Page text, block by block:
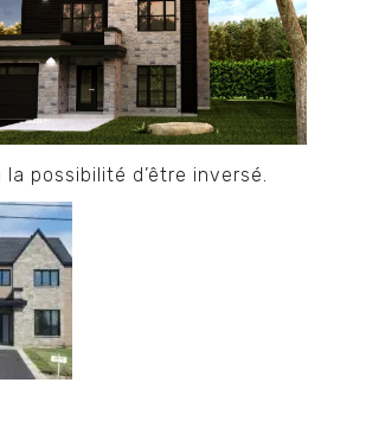
la possibilité d’être inversé​.